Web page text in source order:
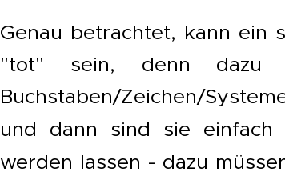
Genau betrachtet, kann ein
"tot" sein, denn dazu
Buchstaben/Zeichen/
und dann sind sie
werden lassen - dazu